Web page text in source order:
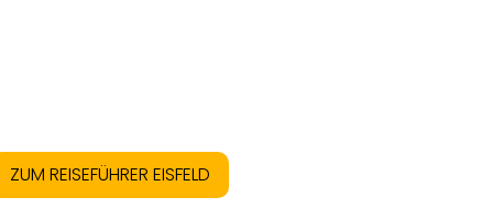
ZUM REISEFÜHRER EISFELD